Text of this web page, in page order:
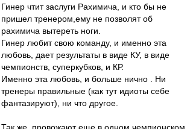
Гинер чтит заслуги Рахимича, и кто бы не
пришел тренером,ему не позволят об
рахимича вытереть ноги.
Гинер любит свою команду, и именно эта
любовь, дает результаты в виде КУ, в виде
чемпионств, суперкубков, и КР.
Именно эта любовь, и больше нично . Ни
тренеры правильные (как тут идиоты себе
фантазируют), ни что другое.